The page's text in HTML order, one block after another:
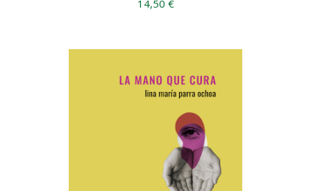
14,50 €